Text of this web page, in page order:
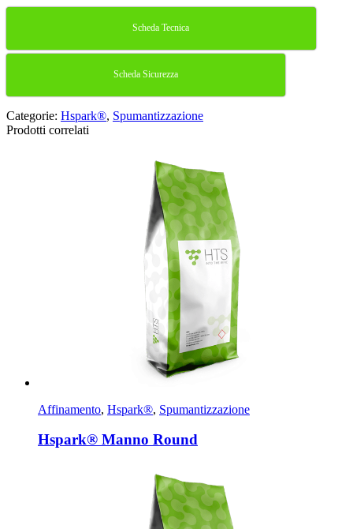
Scheda Tecnica
Scheda Sicurezza
Categorie: Hspark®, Spumantizzazione
Prodotti correlati
Affinamento, Hspark®, Spumantizzazione
Hspark® Manno Round